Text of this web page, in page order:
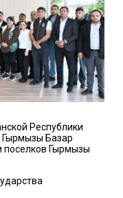
Республики
Гырмызы Базар
поселков Гырмызы